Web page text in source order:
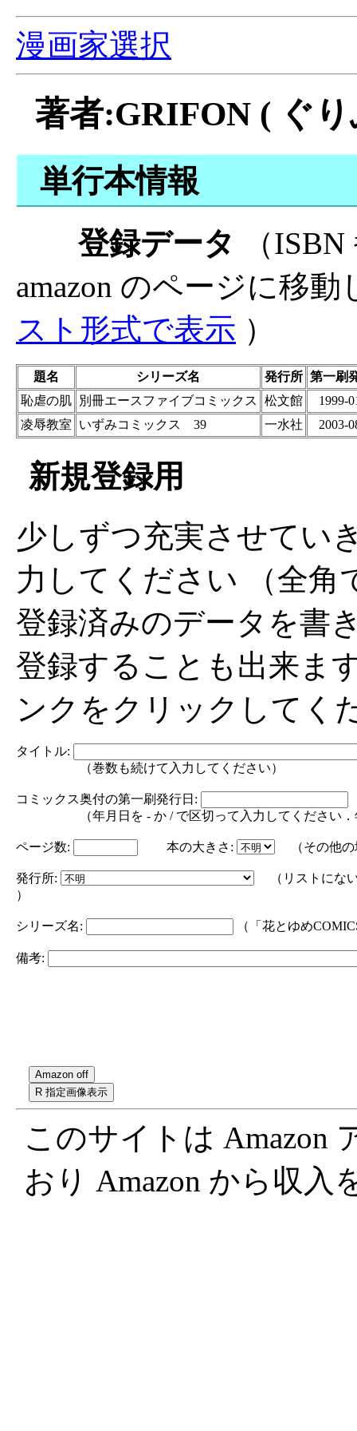
漫画家選択
著者:GRIFON ( ぐ
単行本情報
登録データ
（
amazon のページに移
スト形式で表示 ）
題名 シリーズ名 発行所 第一刷
恥虐の肌
別冊エースファイブコミックス 松文館
1999-
凌辱教室
いずみコミックス 39 一水社 2003-
新規登録用
少しずつ充実させてい
力してください （全角
登録済みのデータを書
登録することも出来ま
ンクをクリックしてく
タイトル:
（巻数も続けて入力してください）
コミックス奥付の第一刷発行日:
（年月日を - か / で区切って入力してください．年
ページ数: 本の大きさ: （その他の
発行所:
（リストにな
）
シリーズ名: （「花とゆめ
備考:
このサイトは Amazon
おり Amazon から収入